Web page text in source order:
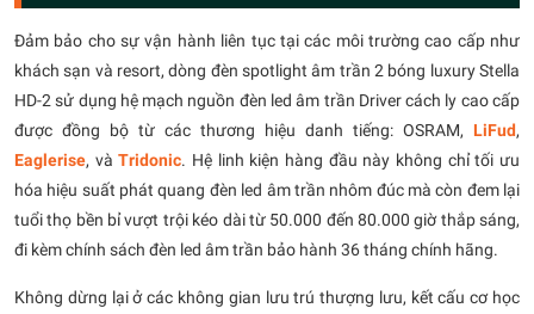
Đảm bảo cho sự vận hành liên tục tại các môi trường cao cấp như
khách sạn và resort, dòng đèn spotlight âm trần 2 bóng luxury Stella
HD-2 sử dụng hệ mạch nguồn đèn led âm trần Driver cách ly cao cấp
được đồng bộ từ các thương hiệu danh tiếng: OSRAM, LiFud,
Eaglerise, vàTridonic. Hệ linh kiện hàng đầu này không chỉ tối ưu
hóa hiệu suất phát quang đèn led âm trần nhôm đúc mà còn đem lại
tuổi thọ bền bỉ vượt trội kéo dài từ 50.000 đến 80.000 giờ thắp sáng,
đi kèm chính sách đèn led âm trần bảo hành 36 tháng chính hãng.
Không dừng lại ở các không gian lưu trú thượng lưu, kết cấu cơ học